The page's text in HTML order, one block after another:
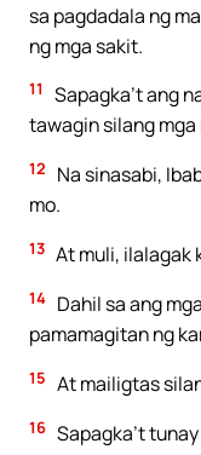
sa pagdadala ng
ng mga sakit.
11
Sapagka’t ang
tawagin silang
12
Na sinasabi,
mo.
13 At muli, ilalagak
14 Dahil sa ang
pamamagitan ng
15 At mailigtas
16 Sapagka’t